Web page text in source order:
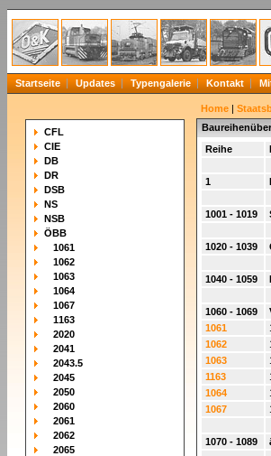
Startseite Updates Typengalerie Kontakt
CFL
CIE
DB
DR
DSB
NS
NSB
ÖBB
1061
1062
1063
1064
1067
1163
2020
2041
2043.5
2045
2050
2060
2061
2062
2065
Home |
Reihe
1
1001 - 1019
1020 - 1039
1040 - 1059
1060 - 1069
1061
1062
1063
1163
1064
1067
1070 - 1089